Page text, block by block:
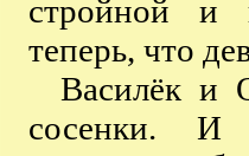
стройной и
теперь, что
Василёк и
сосенки. И